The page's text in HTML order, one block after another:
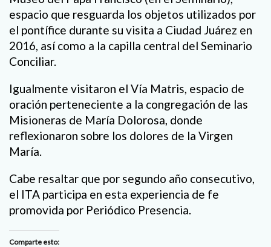
espacio que resguarda los objetos utilizados por
el pontífice durante su visita a Ciudad Juárez en
2016, así como a la capilla central del Seminario
Conciliar.
Igualmente visitaron el Vía Matris, espacio de
oración perteneciente a la congregación de las
Misioneras de María Dolorosa, donde
reflexionaron sobre los dolores de la Virgen
María.
Cabe resaltar que por segundo año consecutivo,
el ITA participa en esta experiencia de fe
promovida por Periódico Presencia.
Comparte esto: